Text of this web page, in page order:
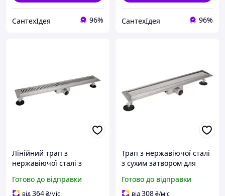
СантехІдея 96% СантехІдея 96%
Лінійний трап з
нержавіючої сталі з
душової зони без піддона
Готово до відправки
від364₴/міс
Трап з нержавіючої сталі
з сухим затвором для
з каналізації, під плитку
Готово до відправки
від308₴/міс